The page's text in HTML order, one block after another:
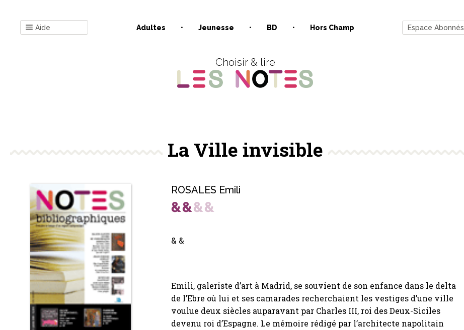
Aide Adultes Jeunesse BD Hors Champ Espace Abonnés
Choisir & lire
La Ville invisible
ROSALES Emili
& &
Emili, galeriste d’art à Madrid, se souvient de son enfance dans le delta
de l’Ebre où lui et ses camarades recherchaient les vestiges d’une ville
voulue deux siècles auparavant par Charles III, roi des Deux-Siciles
devenu roi d’Espagne. Le mémoire rédigé par l’architecte napolitain